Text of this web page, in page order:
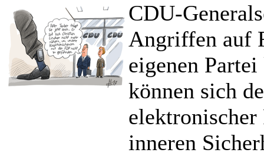
CDU-
Angriffen auf
eigenen
können sich
elektronischer
inneren